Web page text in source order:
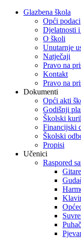
Glazbena škola
Opći podaci
Djelatnosti
O školi
Unutarnje
Natječaji
Pravo na
Kontakt
Pravo na
Dokumenti
Opći akti
Godišnji
Školski
Financijski
Školski
Propisi
Učenici
Raspored
Gitare